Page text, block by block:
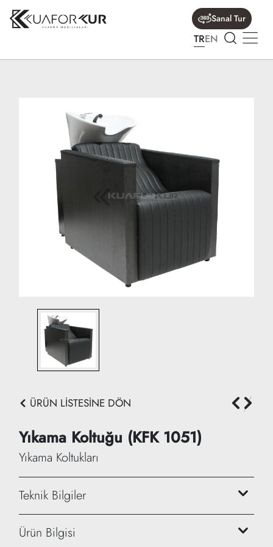
Sanal Tur
TREN
ÜRÜN LİSTESİNE DÖN
Yıkama Koltuğu (KFK 1051)
Yıkama Koltukları
Teknik Bilgiler
Yükseklik: 69 cm + 33 cm
Ürün Bilgisi